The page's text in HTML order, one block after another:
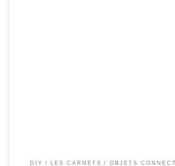
DIY LES CARNETS OBJETS